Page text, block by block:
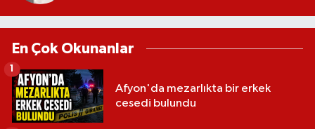
En Çok Okunanlar
Afyon'da mezarlıkta bir erkek
cesedi bulundu
1